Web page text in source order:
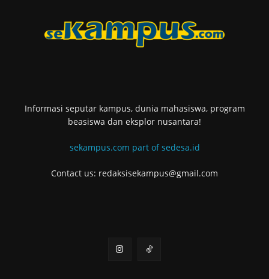
Informasi seputar kampus, dunia mahasiswa, program
beasiswa dan eksplor nusantara!
sekampus.com part of sedesa.id
Contact us: redaksisekampus@gmail.com